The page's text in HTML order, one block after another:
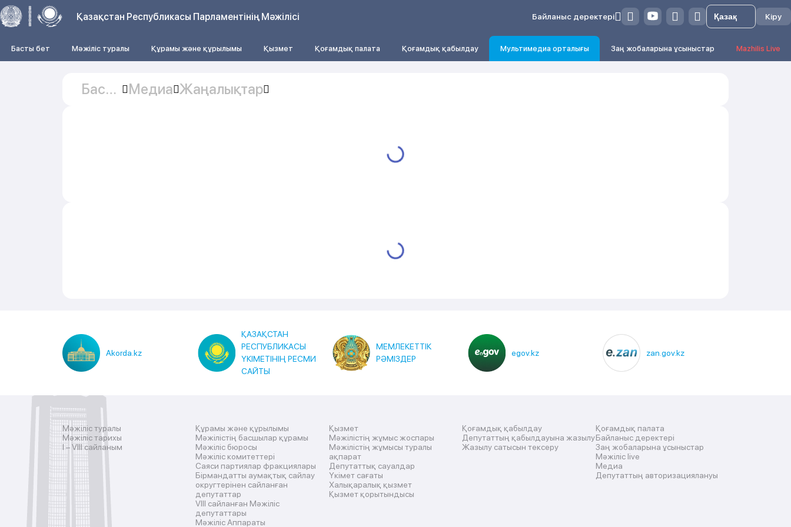
Қазақстан Республикасы Парламентінің Мәжілісі Байланыс деректері Кіру
Басты бет Мәжіліс туралы Құрамы және құрылымы Қызмет Қоғамдық палата Қоғамдық қабылдау Мультимедиа орталығы Заң жобаларына ұсыныстар Mazhilis Live
Басты
Медиа Жаңалықтар
Akorda.kz
ҚАЗАҚСТАН
РЕСПУБЛИКАСЫ
ҮКІМЕТІНІҢ РЕСМИ
САЙТЫ
МЕМЛЕКЕТТІК
РӘМІЗДЕР
egov.kz zan.gov.kz
Мәжіліс туралы
Мәжіліс тарихы
I – VIII сайланым
Құрамы және құрылымы
Мәжілістің басшылар құрамы
Мәжіліс бюросы
Мәжіліс комитеттері
Саяси партиялар фракциялары
Бірмандатты аумақтық сайлау
округтерінен сайланған
депутаттар
VIII сайланған Мәжіліс
депутаттары
Мәжіліс Аппараты
Қызмет
Мәжілістің жұмыс жоспары
Мәжілістің жұмысы туралы
ақпарат
Депутаттық сауалдар
Үкімет сағаты
Халықаралық қызмет
Қызмет қорытындысы
Қоғамдық қабылдау
Депутаттың қабылдауына жазылу
Жазылу сатысын тексеру
Қоғамдық палата
Байланыс деректері
Заң жобаларына ұсыныстар
Мәжіліс live
Медиа
Депутаттың авторизациялануы